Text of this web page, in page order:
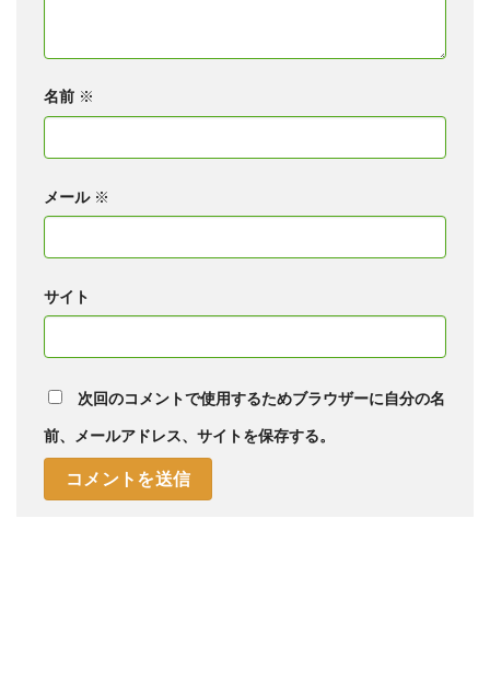
名前 ※
メール ※
サイト
次回のコメントで使用するためブラウザーに自分の名
前、メールアドレス、サイトを保存する。